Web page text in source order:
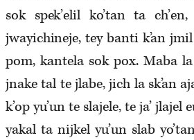
sok spek’elil ko’tan ta
jwayichineje, tey banti k’an
pom, kantela sok pox. Maba
jnake tal te jlabe, jich la sk’an
k’op yu’un te slajele, te ja’
yakal ta nijkel yu’un slab